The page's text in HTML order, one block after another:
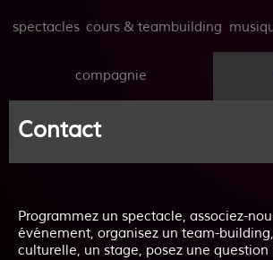
spectacles cours & teambuilding
compagnie
Contact
Programmez un spectacle, associez-
événement, organisez un team-
culturelle, un stage, posez une question